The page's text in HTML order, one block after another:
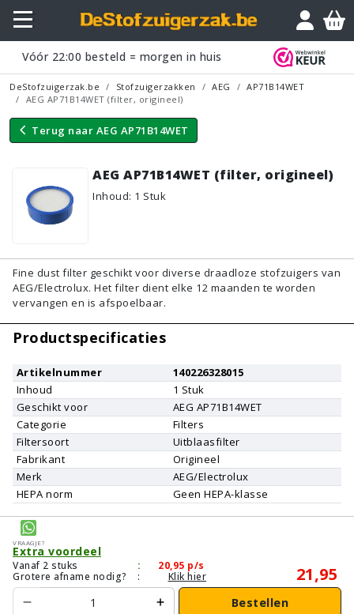
Vóór 22:00 besteld = morgen in huis
DeStofzuigerzak.be Stofzuigerzakken AEG
AP71B14WET
AEG AP71B14WET (filter, origineel)
Terug naar AEG AP71B14WET
AEG AP71B14WET (filter, origineel)
Inhoud: 1 Stuk
Vraagje?
Fine dust filter geschikt voor diverse draadloze stofzuigers van
AEG/Electrolux. Het filter dient elke 12 maanden te worden
vervangen en is afspoelbaar.
Productspecificaties
Artikelnummer
140226328015
Inhoud
1 Stuk
Geschikt voor
AEG AP71B14WET
Categorie
Filters
Filtersoort
Uitblaasfilter
Fabrikant
Origineel
Merk
AEG/Electrolux
HEPA norm
Geen HEPA-klasse
Vraagje?
Extra voordeel
Vanaf 2 stuks : 20,95 p/s
Grotere afname nodig?
: Klik hier 21,95
Bestellen